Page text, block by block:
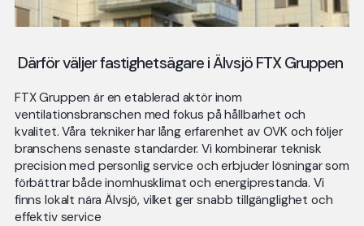
Därför väljer fastighetsägare i Älvsjö FTX Gruppen
FTX Gruppen är en etablerad aktör inom
ventilationsbranschen med fokus på hållbarhet och
kvalitet. Våra tekniker har lång erfarenhet av OVK och följer
branschens senaste standarder. Vi kombinerar teknisk
precision med personlig service och erbjuder lösningar som
förbättrar både inomhusklimat och energiprestanda. Vi
finns lokalt nära Älvsjö, vilket ger snabb tillgänglighet och
effektiv service